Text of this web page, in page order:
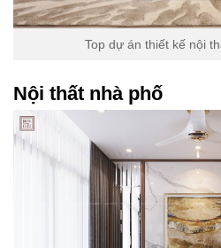
Top dự án thiết kế nội
Nội thất nhà phố